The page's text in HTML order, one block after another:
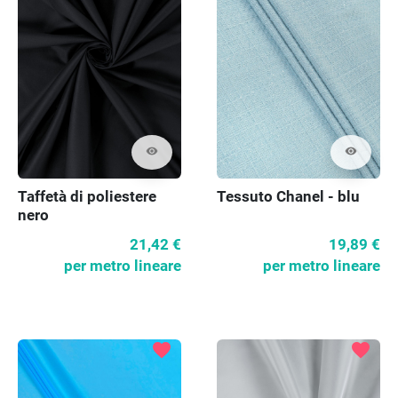
visibility
Taffetà di poliestere
nero
21,42 €
per metro lineare
visibility
Tessuto Chanel - blu
19,89 €
per metro lineare
favorite favorite